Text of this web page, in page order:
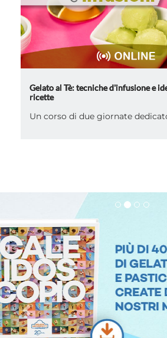
Gelato al Tè: tecniche d'infusione e
ricette
Un corso di due giornate